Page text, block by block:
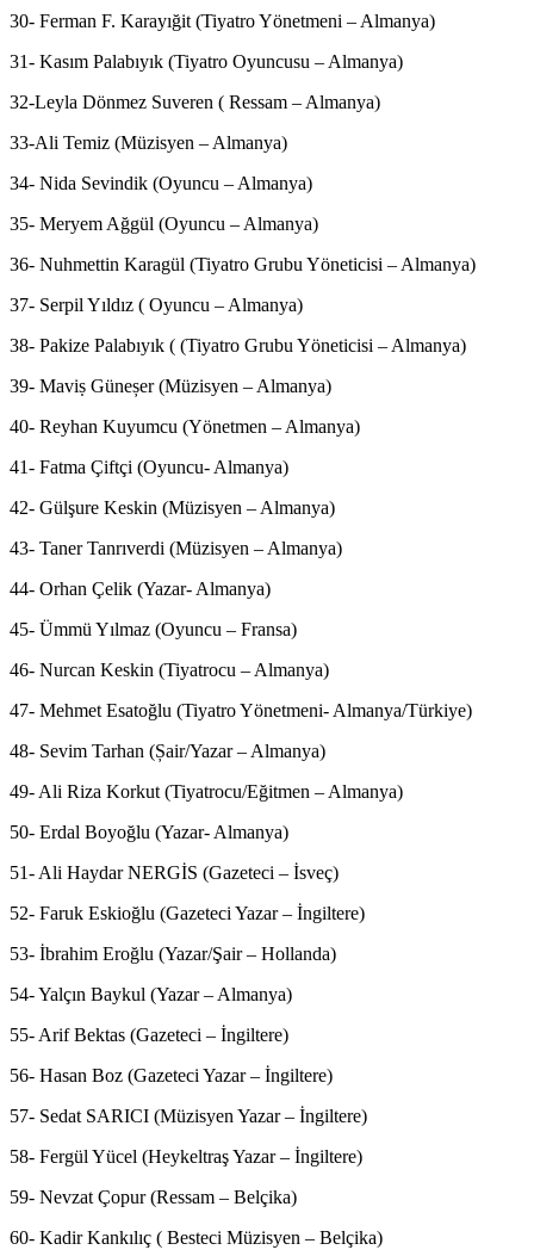
30- Ferman F. Karayığit (Tiyatro Yönetmeni – Almanya)
31- Kasım Palabıyık (Tiyatro Oyuncusu – Almanya)
32-Leyla Dönmez Suveren ( Ressam – Almanya)
33-Ali Temiz (Müzisyen – Almanya)
34- Nida Sevindik (Oyuncu – Almanya)
35- Meryem Ağgül (Oyuncu – Almanya)
36- Nuhmettin Karagül (Tiyatro Grubu Yöneticisi – Almanya)
37- Serpil Yıldız ( Oyuncu – Almanya)
38- Pakize Palabıyık ( (Tiyatro Grubu Yöneticisi – Almanya)
39- Maviṣ Güneșer (Müzisyen – Almanya)
40- Reyhan Kuyumcu (Yönetmen – Almanya)
41- Fatma Çiftçi (Oyuncu- Almanya)
42- Gülşure Keskin (Müzisyen – Almanya)
43- Taner Tanrıverdi (Müzisyen – Almanya)
44- Orhan Çelik (Yazar- Almanya)
45- Ümmü Yılmaz (Oyuncu – Fransa)
46- Nurcan Keskin (Tiyatrocu – Almanya)
47- Mehmet Esatoğlu (Tiyatro Yönetmeni- Almanya/Türkiye)
48- Sevim Tarhan (Șair/Yazar – Almanya)
49- Ali Riza Korkut (Tiyatrocu/Eğitmen – Almanya)
50- Erdal Boyoğlu (Yazar- Almanya)
51- Ali Haydar NERGİS (Gazeteci – İsveç)
52- Faruk Eskioğlu (Gazeteci Yazar – İngiltere)
53- İbrahim Eroğlu (Yazar/Şair – Hollanda)
54- Yalçın Baykul (Yazar – Almanya)
55- Arif Bektas (Gazeteci – İngiltere)
56- Hasan Boz (Gazeteci Yazar – İngiltere)
57- Sedat SARICI (Müzisyen Yazar – İngiltere)
58- Fergül Yücel (Heykeltraş Yazar – İngiltere)
59- Nevzat Çopur (Ressam – Belçika)
60- Kadir Kankılıç ( Besteci Müzisyen – Belçika)